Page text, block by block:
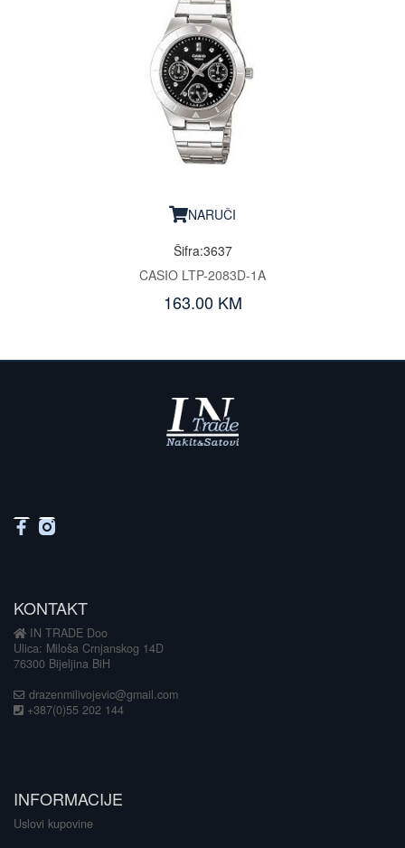
NARUČI
Šifra:3637
CASIO LTP-2083D-1A
163.00 KM
KONTAKT
IN TRADE Doo
Ulica: Miloša Crnjanskog 14D
76300 Bijeljina BiH
drazenmilivojevic@gmail.com
+387(0)55 202 144
INFORMACIJE
Uslovi kupovine